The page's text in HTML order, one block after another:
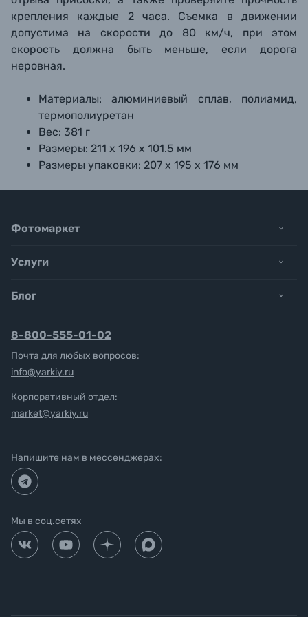
крепления каждые 2 часа. Съемка в движении
допустима на скорости до 80 км/ч, при этом
скорость должна быть меньше, если дорога
неровная.
Материалы: алюминиевый сплав, полиамид,
термополиуретан
Вес: 381 г
Размеры: 211 х 196 х 101.5 мм
Размеры упаковки: 207 х 195 х 176 мм
Фотомаркет
Услуги
Блог
8-800-555-01-02
Почта для любых вопросов:
info@yarkiy.ru
Корпоративный отдел:
market@yarkiy.ru
Напишите нам в мессенджерах:
Мы в соц.сетях